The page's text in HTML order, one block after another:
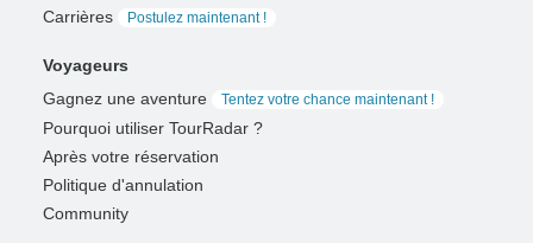
Carrières
Postulez maintenant !
Voyageurs
Gagnez une aventure
Tentez votre chance maintenant !
Pourquoi utiliser TourRadar ?
Après votre réservation
Politique d'annulation
Community